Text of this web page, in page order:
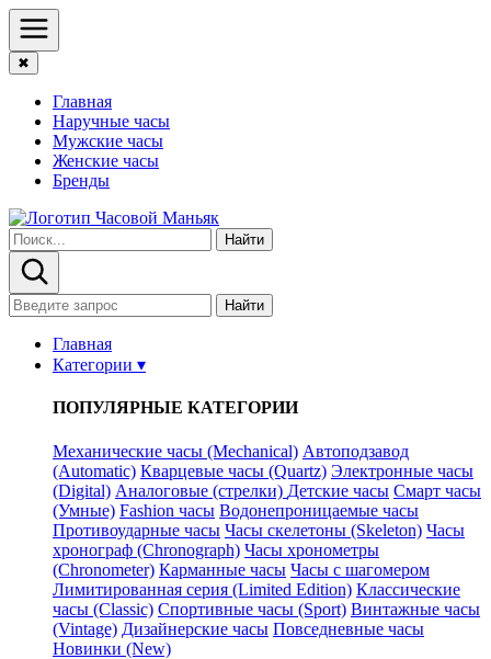
✖
Главная
Наручные часы
Мужские часы
Женские часы
Бренды
Найти
Найти
Главная
Категории ▾
ПОПУЛЯРНЫЕ КАТЕГОРИИ
Механические часы (Mechanical) Автоподзавод
(Automatic) Кварцевые часы (Quartz) Электронные часы
(Digital) Аналоговые (стрелки) Детские часы Смарт часы
(Умные) Fashion часы Водонепроницаемые часы
Противоударные часы Часы скелетоны (Skeleton) Часы
хронограф (Chronograph) Часы хронометры
(Chronometer) Карманные часы Часы с шагомером
Лимитированная серия (Limited Edition) Классические
часы (Classic) Спортивные часы (Sport) Винтажные часы
(Vintage) Дизайнерские часы Повседневные часы
Новинки (New)